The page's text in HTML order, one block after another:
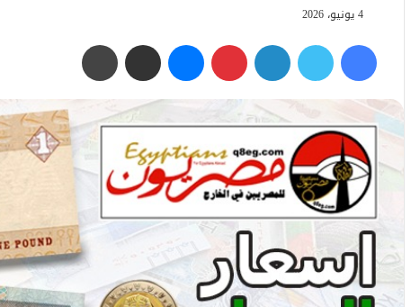
4 يونيو، 2026
فيسبوك تويتر لينكدإن بينتيريست ماسنجر مشاركة عبر البريد